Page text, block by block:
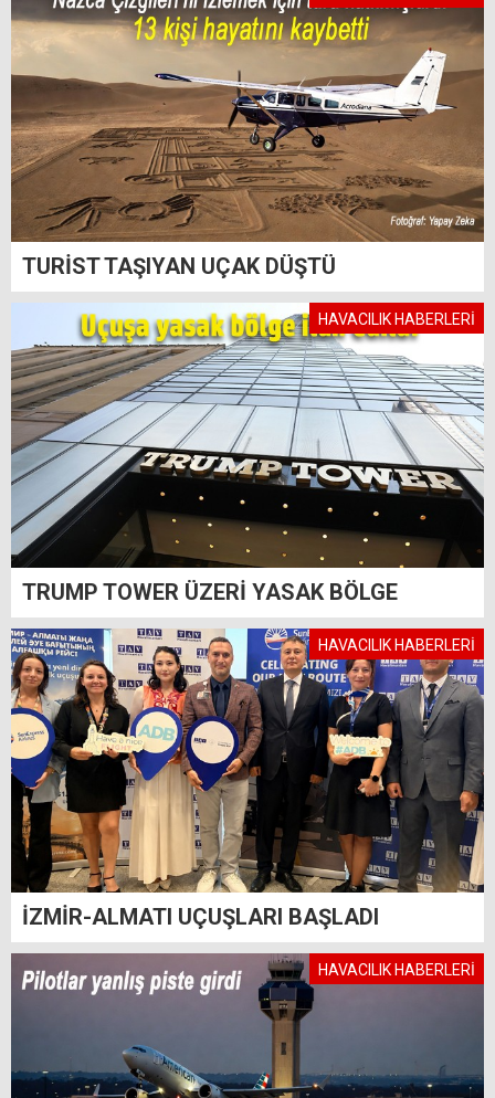
TURİST TAŞIYAN UÇAK DÜŞTÜ
HAVACILIK HABERLERİ
TRUMP TOWER ÜZERİ YASAK BÖLGE
HAVACILIK HABERLERİ
İZMİR-ALMATI UÇUŞLARI BAŞLADI
HAVACILIK HABERLERİ